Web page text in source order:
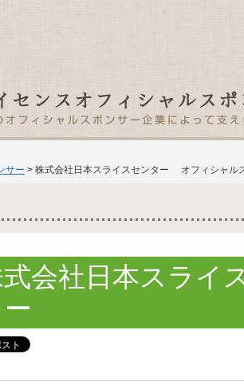
サー > 株式会社日本スライスセンター オフィシャル
会社日本スライ